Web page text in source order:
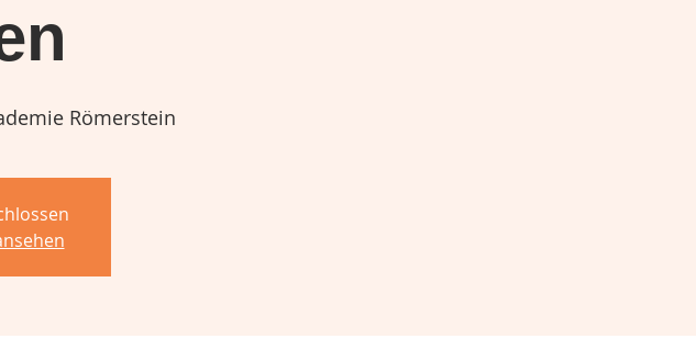
Römerstein